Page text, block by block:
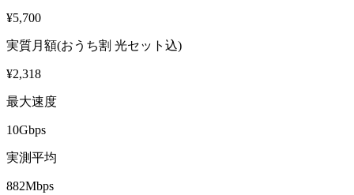
¥5,700
実質月額(おうち割 光セット込)
¥2,318
最大速度
10Gbps
実測平均
882Mbps